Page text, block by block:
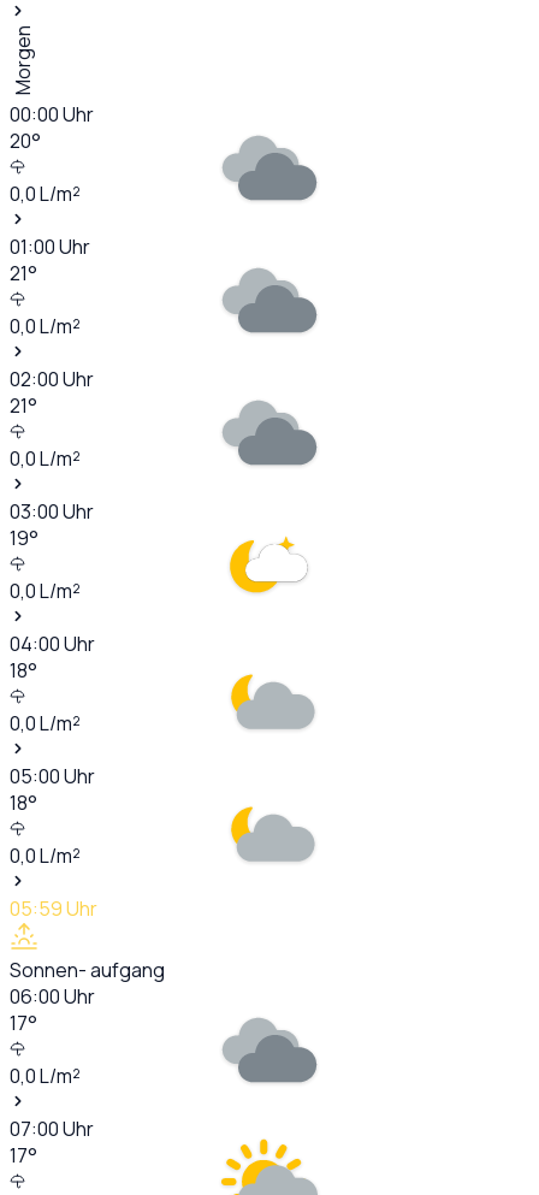
Morgen
00:00Uhr
20°
0,0L/m²
01:00Uhr
21°
0,0L/m²
02:00Uhr
21°
0,0L/m²
03:00Uhr
19°
0,0L/m²
04:00Uhr
18°
0,0L/m²
05:00Uhr
18°
0,0L/m²
05:59Uhr
Sonnen- aufgang
06:00Uhr
17°
0,0L/m²
07:00Uhr
17°